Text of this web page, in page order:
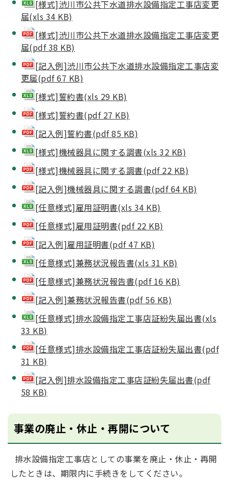
[様式]渋川市公共下水道排水設備指定工事店変更
届(xls 34 KB)
[様式]渋川市公共下水道排水設備指定工事店変更
届(pdf 38 KB)
[記入例]渋川市公共下水道排水設備指定工事店変
更届(pdf 67 KB)
[様式]誓約書(xls 29 KB)
[様式]誓約書(pdf 27 KB)
[記入例]誓約書(pdf 85 KB)
[様式]機械器具に関する調書(xls 32 KB)
[様式]機械器具に関する調書(pdf 22 KB)
[記入例]機械器具に関する調書(pdf 64 KB)
[任意様式]雇用証明書(xls 34 KB)
[任意様式]雇用証明書(pdf 22 KB)
[記入例]雇用証明書(pdf 47 KB)
[任意様式]兼務状況報告書(xls 31 KB)
[任意様式]兼務状況報告書(pdf 16 KB)
[記入例]兼務状況報告書(pdf 56 KB)
[任意様式]排水設備指定工事店証紛失届出書(xls
33 KB)
[任意様式]排水設備指定工事店証紛失届出書(pdf
31 KB)
[記入例]排水設備指定工事店証紛失届出書(pdf
58 KB)
​​​​事業の廃止・休止・再開について
排水設備指定工事店としての事業を廃止・休止・再開
したときは、期限内に手続きをしてください。